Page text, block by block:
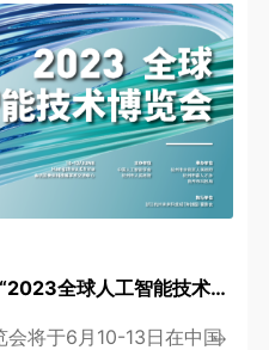
展会预告！诺斯顿受邀参展“2023全球人工智能技术博览会”
将于6月10-13日在中国